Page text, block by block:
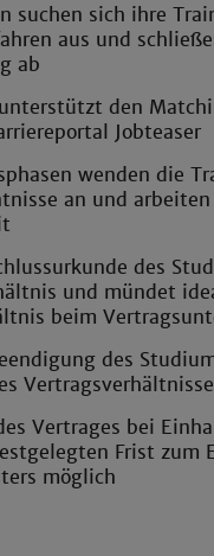
suchen sich ihre
aus und
ab
den
Jobteaser
wenden die
an und
des
und mündet
beim
des
Vertrages bei
Frist zum
möglich